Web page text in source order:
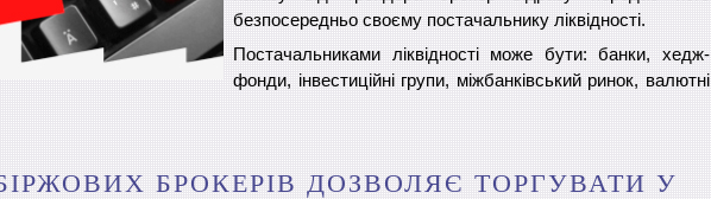
безпосередньо своєму постачальнику ліквідності.
Постачальниками ліквідності може бути: банки, хедж-
фонди, інвестиційні групи, міжбанківський ринок, валютні
БРОКЕРІВ ДОЗВОЛЯЄ ТОРГУВАТИ У